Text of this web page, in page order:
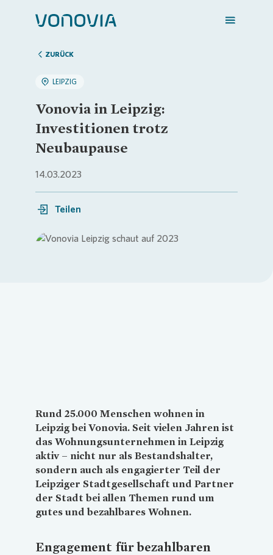
Zuhause finden
Mein Zuhause
Meine Stadt
ZURÜCK
LEIPZIG
Vonovia in Leipzig:
Investitionen trotz
Neubaupause
14.03.2023
Teilen
Rund 25.000 Menschen wohnen in
Leipzig bei Vonovia. Seit vielen Jahren ist
das Wohnungsunternehmen in Leipzig
aktiv – nicht nur als Bestandshalter,
sondern auch als engagierter Teil der
Leipziger Stadtgesellschaft und Partner
der Stadt bei allen Themen rund um
gutes und bezahlbares Wohnen.
Engagement für bezahlbaren